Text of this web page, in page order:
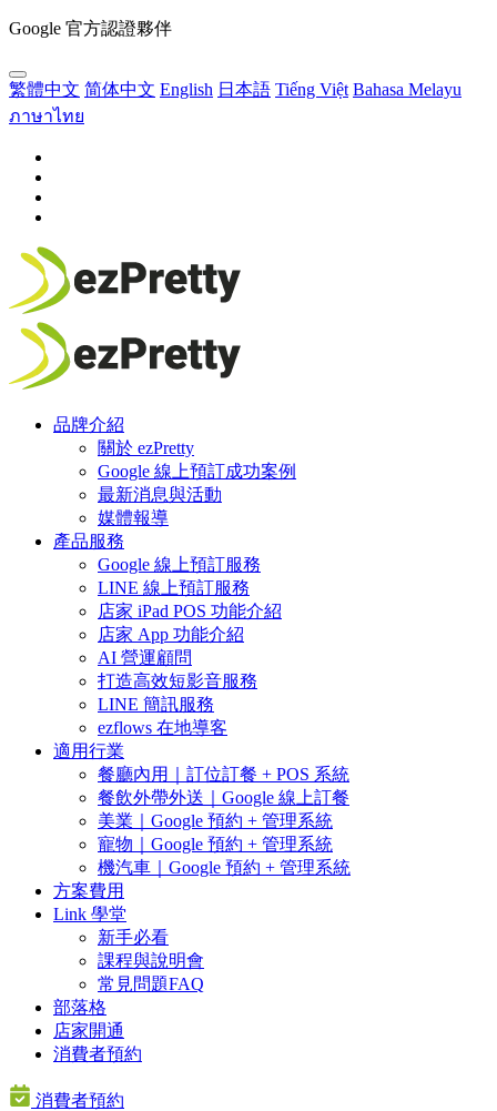
Google 官方認證夥伴
繁體中文 简体中文 English 日本語 Tiếng Việt Bahasa Melayu
ภาษาไทย
品牌介紹
關於 ezPretty
Google 線上預訂成功案例
最新消息與活動
媒體報導
產品服務
Google 線上預訂服務
LINE 線上預訂服務
店家 iPad POS 功能介紹
店家 App 功能介紹
AI 營運顧問
打造高效短影音服務
LINE 簡訊服務
ezflows 在地導客
適用行業
餐廳內用｜訂位訂餐 + POS 系統
餐飲外帶外送｜Google 線上訂餐
美業｜Google 預約 + 管理系統
寵物｜Google 預約 + 管理系統
機汽車｜Google 預約 + 管理系統
方案費用
Link 學堂
新手必看
課程與說明會
常見問題FAQ
部落格
店家開通
消費者預約
消費者預約